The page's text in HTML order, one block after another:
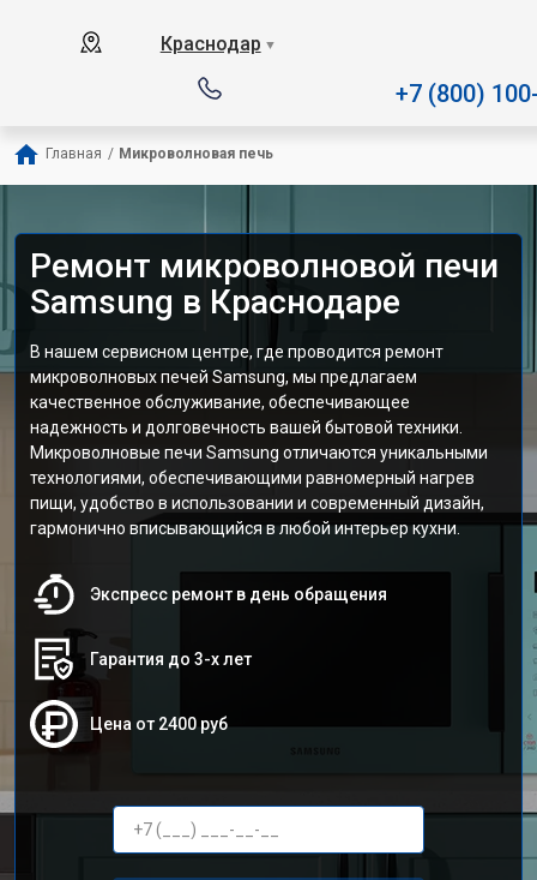
Краснодар ▼
+7 (800)
Главная / Микроволновая печь
Ремонт микроволновой печи
Samsung в Краснодаре
В нашем сервисном центре, где проводится ремонт
микроволновых печей Samsung, мы предлагаем
качественное обслуживание, обеспечивающее
надежность и долговечность вашей бытовой техники.
Микроволновые печи Samsung отличаются уникальными
технологиями, обеспечивающими равномерный нагрев
пищи, удобство в использовании и современный дизайн,
гармонично вписывающийся в любой интерьер кухни.
Экспресс ремонт в день обращения
Гарантия до 3-х лет
Цена от 2400 руб